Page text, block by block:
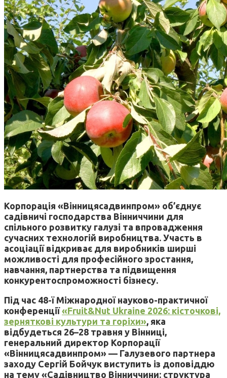
Корпорація «Вінницясадвинпром» об’єднує
садівничі господарства Вінниччини для
спільного розвитку галузі та впровадження
сучасних технологій виробництва. Участь в
асоціації відкриває для виробників ширші
можливості для професійного зростання,
навчання, партнерства та підвищення
конкурентоспроможності бізнесу.
Під час 48-ї Міжнародної науково-практичної
конференції«Fruit&Nut Ukraine 2026: кісточкові,
зерняткові культури та горіхи», яка
відбудеться 26–28 травня у Вінниці,
генеральний директор Корпорації
«Вінницясадвинпром» — Галузевого партнера
заходу Сергій Бойчук виступить із доповіддю
на тему «Садівництво Вінниччини: структура